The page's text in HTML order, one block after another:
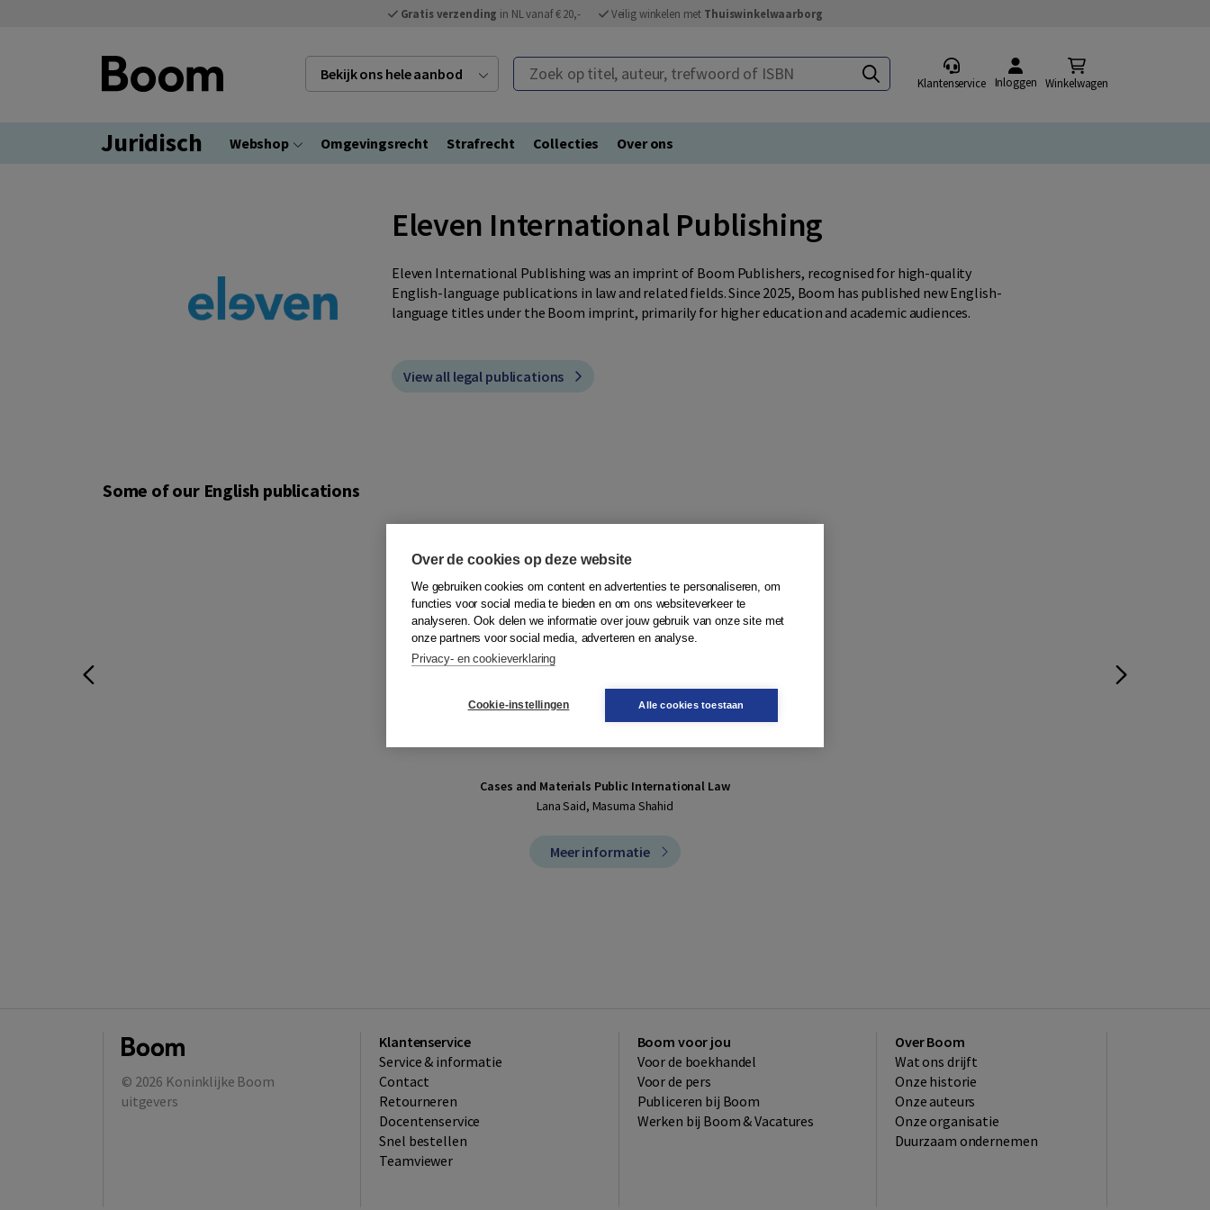
Gratis verzending in NL vanaf € 20,- Veilig winkelen met Thuiswinkelwaarborg
Bekijk ons hele aanbod Zoek op titel, auteur, trefwoord of ISBN
Klantenservice Inloggen Winkelwagen
Juridisch Webshop Omgevingsrecht Strafrecht Collecties Over ons
Eleven International Publishing
Eleven International Publishing was an imprint of Boom Publishers, recognised for high-quality
English-language publications in law and related fields. Since 2025, Boom has published new English-
language titles under the Boom imprint, primarily for higher education and academic audiences.
View all legal publications
Some of our English publications
Cases and Materials Public International Law
Lana Said, Masuma Shahid
Meer informatie
© 2026 Koninklijke Boom
uitgevers
Klantenservice
Service & informatie
Contact
Retourneren
Docentenservice
Snel bestellen
Teamviewer
Boom voor jou
Voor de boekhandel
Voor de pers
Publiceren bij Boom
Werken bij Boom & Vacatures
Over Boom
Wat ons drijft
Onze historie
Onze auteurs
Onze organisatie
Duurzaam ondernemen
Over de cookies op deze website
We gebruiken cookies om content en advertenties te personaliseren, om
functies voor social media te bieden en om ons websiteverkeer te
analyseren. Ook delen we informatie over jouw gebruik van onze site met
onze partners voor social media, adverteren en analyse.
Privacy- en cookieverklaring
Cookie-instellingen Alle cookies toestaan